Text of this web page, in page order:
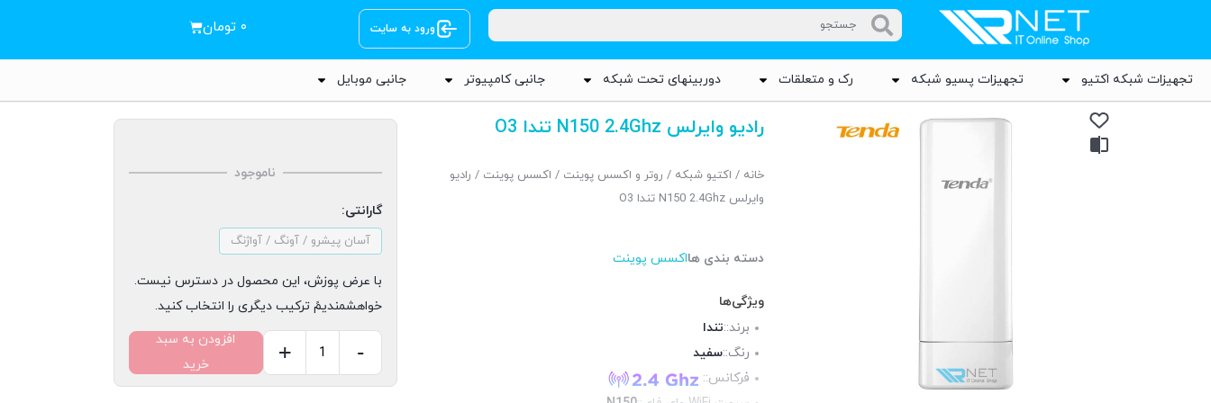
ورود به سایت ۰ تومان
تجهیزات شبکه اکتیو تجهیزات پسیو شبکه رک و متعلقات دوربینهای تحت شبکه جانبی کامپیوتر جانبی موبایل
رادیو وایرلس N150 2.4Ghz تندا O3
خانه / اکتیو شبکه / روتر و اکسس پوینت / اکسس پوینت / رادیو
وایرلس N150 2.4Ghz تندا O3
دسته بندی هااکسس پوینت
ویژگی‌ها
برند::تندا
رنگ::سفید
فرکانس::
ناموجود
گارانتی:
آسان پیشرو / آونگ / آواژنگ
با عرض پوزش، این محصول در دسترس نیست.
خواهشمندیمً ترکیب دیگری را انتخاب کنید.
-
+
افزودن به سبد
خرید